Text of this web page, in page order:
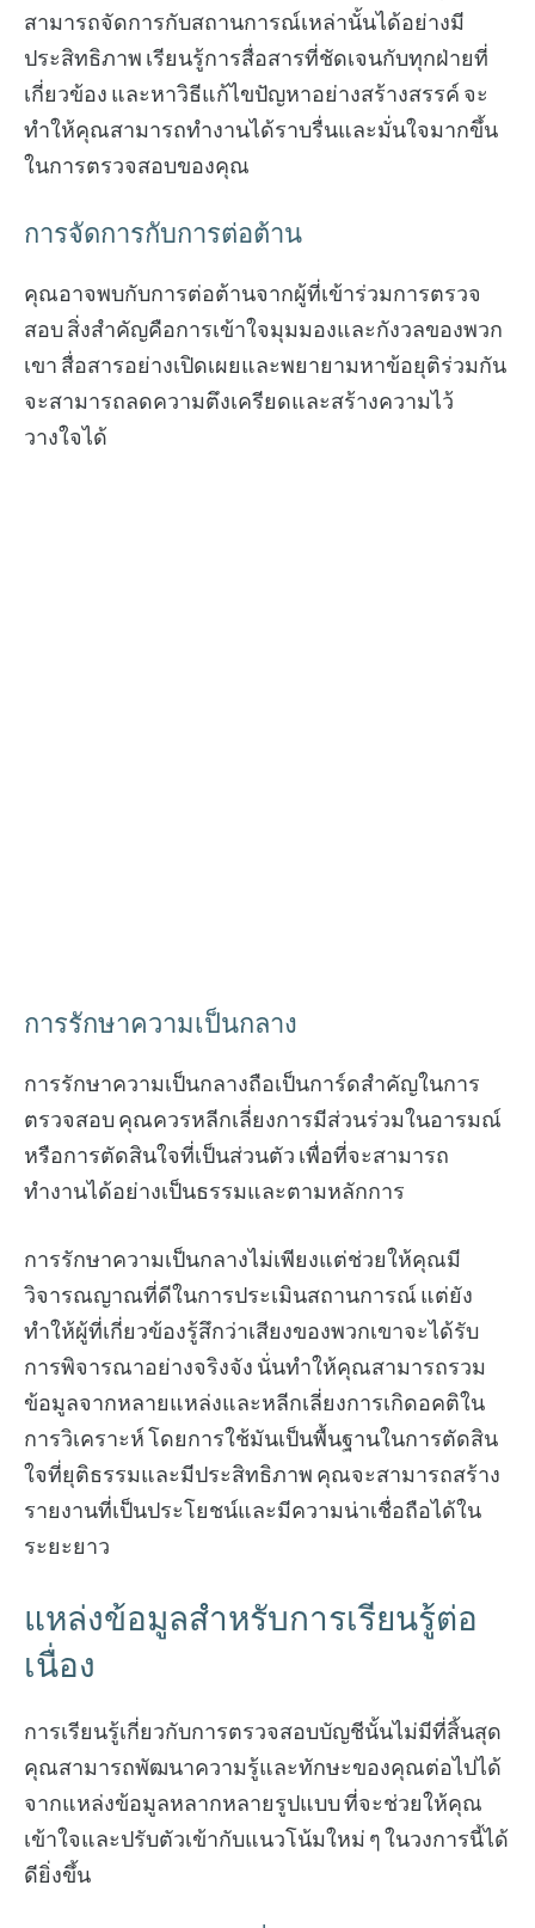
สามารถจัดการกับสถานการณ์เหล่านั้นได้อย่างมี
ประสิทธิภาพ เรียนรู้การสื่อสารที่ชัดเจนกับทุกฝ่ายที่
เกี่ยวข้อง และหาวิธีแก้ไขปัญหาอย่างสร้างสรรค์ จะ
ทำให้คุณสามารถทำงานได้ราบรื่นและมั่นใจมากขึ้น
ในการตรวจสอบของคุณ
การจัดการกับการต่อต้าน
คุณอาจพบกับการต่อต้านจากผู้ที่เข้าร่วมการตรวจ
สอบ สิ่งสำคัญคือการเข้าใจมุมมองและกังวลของพวก
เขา สื่อสารอย่างเปิดเผยและพยายามหาข้อยุติร่วมกัน
จะสามารถลดความตึงเครียดและสร้างความไว้
วางใจได้
การรักษาความเป็นกลาง
การรักษาความเป็นกลางถือเป็นการ์ดสำคัญในการ
ตรวจสอบ คุณควรหลีกเลี่ยงการมีส่วนร่วมในอารมณ์
หรือการตัดสินใจที่เป็นส่วนตัว เพื่อที่จะสามารถ
ทำงานได้อย่างเป็นธรรมและตามหลักการ
การรักษาความเป็นกลางไม่เพียงแต่ช่วยให้คุณมี
วิจารณญาณที่ดีในการประเมินสถานการณ์ แต่ยัง
ทำให้ผู้ที่เกี่ยวข้องรู้สึกว่าเสียงของพวกเขาจะได้รับ
การพิจารณาอย่างจริงจัง นั่นทำให้คุณสามารถรวม
ข้อมูลจากหลายแหล่งและหลีกเลี่ยงการเกิดอคติใน
การวิเคราะห์ โดยการใช้มันเป็นพื้นฐานในการตัดสิน
ใจที่ยุติธรรมและมีประสิทธิภาพ คุณจะสามารถสร้าง
รายงานที่เป็นประโยชน์และมีความน่าเชื่อถือได้ใน
ระยะยาว
แหล่งข้อมูลสำหรับการเรียนรู้ต่อ
เนื่อง
การเรียนรู้เกี่ยวกับการตรวจสอบบัญชีนั้นไม่มีที่สิ้นสุด
คุณสามารถพัฒนาความรู้และทักษะของคุณต่อไปได้
จากแหล่งข้อมูลหลากหลายรูปแบบ ที่จะช่วยให้คุณ
เข้าใจและปรับตัวเข้ากับแนวโน้มใหม่ ๆ ในวงการนี้ได้
ดียิ่งขึ้น